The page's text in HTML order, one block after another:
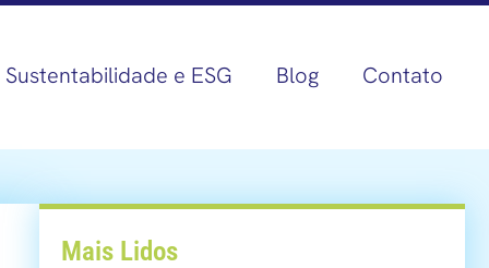
Sustentabilidade e ESG Blog Contato
Mais Lidos